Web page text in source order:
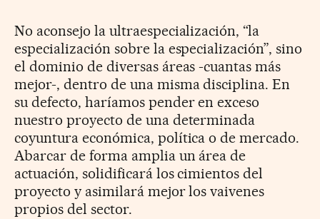
No aconsejo la ultraespecialización, “la
especialización sobre la especialización”, sino
el dominio de diversas áreas -cuantas más
mejor-, dentro de una misma disciplina. En
su defecto, haríamos pender en exceso
nuestro proyecto de una determinada
coyuntura económica, política o de mercado.
Abarcar de forma amplia un área de
actuación, solidificará los cimientos del
proyecto y asimilará mejor los vaivenes
propios del sector.